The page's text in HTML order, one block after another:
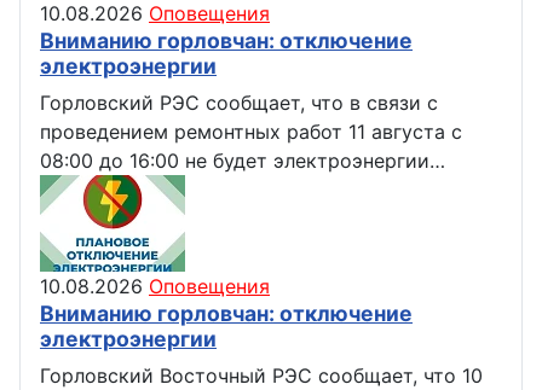
10.08.2026 Оповещения
Вниманию горловчан: отключение
электроэнергии
Горловский РЭС сообщает, что в связи с
проведением ремонтных работ 11 августа с
08:00 до 16:00 не будет электроэнергии…
10.08.2026 Оповещения
Вниманию горловчан: отключение
электроэнергии
Горловский Восточный РЭС сообщает, что 10